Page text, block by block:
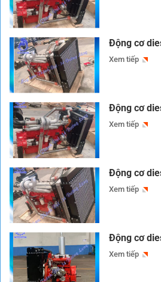
Động cơ
Xem tiếp
Động cơ
Xem tiếp
Động cơ
Xem tiếp
Động cơ
Xem tiếp